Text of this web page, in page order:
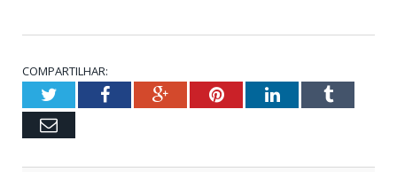
COMPARTILHAR:
TwitterFacebookGoogle+PinterestLinkedInTumblr
Email